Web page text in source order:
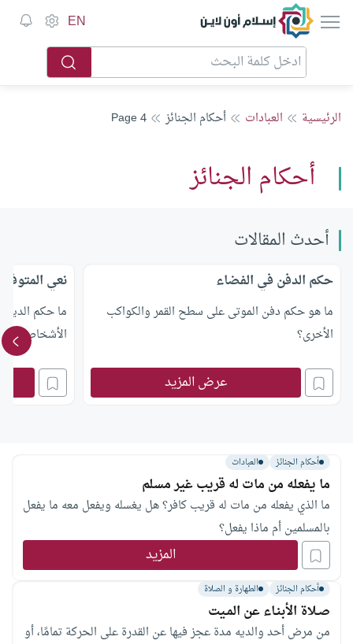
إسلام أون لاين EN
الرئيسية العبادات أحكام الجنائز Page 4
أحكام الجنائز
أحدث المقالات
حكم الدفن في الفضاء
ما هو حكم دفن الموتى على سطح القمر والكواكب
الأخرى؟
عرض المزيد
نعي
ما حكم
الأشخاص
أحكام الجنائز العبادات
ما يفعله من مات له قريب غير مسلم
ما الذي يفعله من مات له قريب كافر؟ هل يغسله ويفعل معه ما يفعل
بالمسلمين أم ماذا يفعل؟
المزيد
أحكام الجنائز الطهارة و الصلاة
صـلاة الأبنـاء عن المـيت
من مرض أحد والديه مدة عجز فيها عن القدرة على الحركة تمامًا، أو